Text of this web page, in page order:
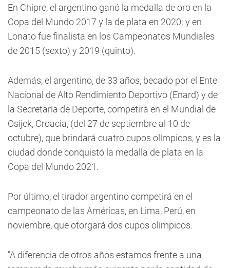
En Chipre, el argentino ganó la medalla de oro en la
Copa del Mundo 2017 y la de plata en 2020; y en
Lonato fue finalista en los Campeonatos Mundiales
de 2015 (sexto) y 2019 (quinto).
Además, el argentino, de 33 años, becado por el Ente
Nacional de Alto Rendimiento Deportivo (Enard) y de
la Secretaría de Deporte, competirá en el Mundial de
Osijek, Croacia, (del 27 de septiembre al 10 de
octubre), que brindará cuatro cupos olímpicos, y es la
ciudad donde conquistó la medalla de plata en la
Copa del Mundo 2021.
Por último, el tirador argentino competirá en el
campeonato de las Américas, en Lima, Perú, en
noviembre, que otorgará dos cupos olímpicos.
"A diferencia de otros años estamos frente a una